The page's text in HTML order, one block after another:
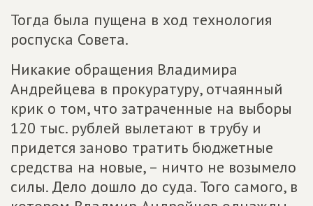
Тогда была пущена в ход технология
роспуска Совета.
Никакие обращения Владимира
Андрейцева в прокуратуру, отчаянный
крик о том, что затраченные на выборы
120 тыс. рублей вылетают в трубу и
придется заново тратить бюджетные
средства на новые, – ничто не возымело
силы. Дело дошло до суда. Того самого, в